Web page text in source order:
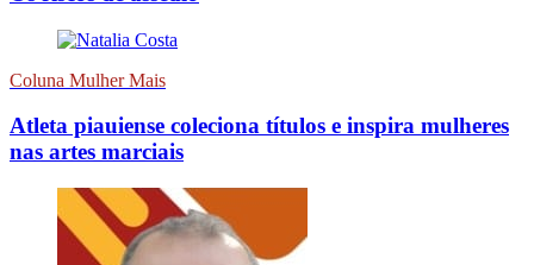
Coluna Mulher Mais
Atleta piauiense coleciona títulos e inspira mulheres
nas artes marciais